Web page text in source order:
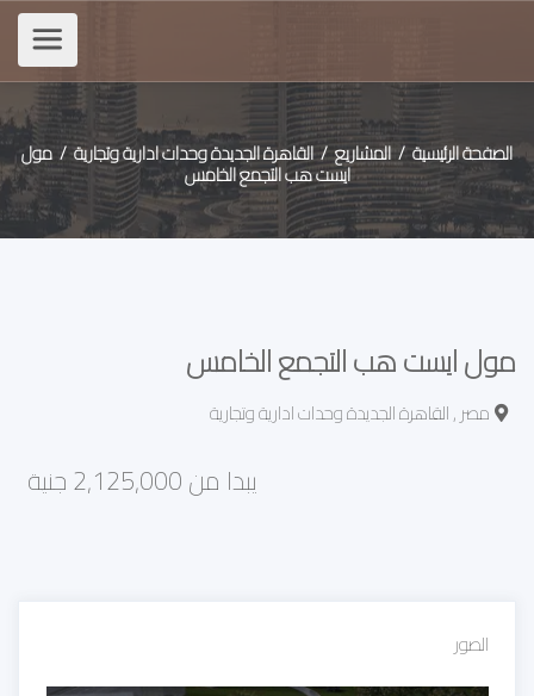
الصفحة الرئيسية/المشاريع /القاهرة الجديدة وحدات ادارية وتجارية/ مول
ايست هب التجمع الخامس
مول ايست هب التجمع الخامس
مصر , القاهرة الجديدة وحدات ادارية وتجارية
يبدا من 2,125,000 جنية
الصور